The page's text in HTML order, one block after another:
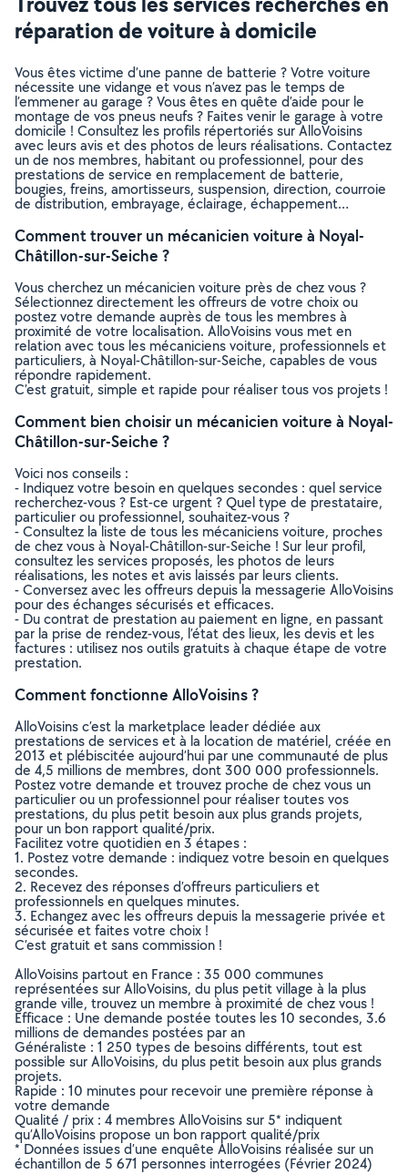
réparation de voiture à domicile
Vous êtes victime d’une panne de batterie ? Votre voiture
nécessite une vidange et vous n’avez pas le temps de
l’emmener au garage ? Vous êtes en quête d’aide pour le
montage de vos pneus neufs ? Faites venir le garage à votre
domicile ! Consultez les profils répertoriés sur AlloVoisins
avec leurs avis et des photos de leurs réalisations. Contactez
un de nos membres, habitant ou professionnel, pour des
prestations de service en remplacement de batterie,
bougies, freins, amortisseurs, suspension, direction, courroie
de distribution, embrayage, éclairage, échappement…
Comment trouver un mécanicien voiture à Noyal-
Châtillon-sur-Seiche ?
Vous cherchez un mécanicien voiture près de chez vous ?
Sélectionnez directement les offreurs de votre choix ou
postez votre demande auprès de tous les membres à
proximité de votre localisation. AlloVoisins vous met en
relation avec tous les mécaniciens voiture, professionnels et
particuliers, à Noyal-Châtillon-sur-Seiche, capables de vous
répondre rapidement.
C’est gratuit, simple et rapide pour réaliser tous vos projets !
Comment bien choisir un mécanicien voiture à Noyal-
Châtillon-sur-Seiche ?
Voici nos conseils :
- Indiquez votre besoin en quelques secondes : quel service
recherchez-vous ? Est-ce urgent ? Quel type de prestataire,
particulier ou professionnel, souhaitez-vous ?
- Consultez la liste de tous les mécaniciens voiture, proches
de chez vous à Noyal-Châtillon-sur-Seiche ! Sur leur profil,
consultez les services proposés, les photos de leurs
réalisations, les notes et avis laissés par leurs clients.
- Conversez avec les offreurs depuis la messagerie AlloVoisins
pour des échanges sécurisés et efficaces.
- Du contrat de prestation au paiement en ligne, en passant
par la prise de rendez-vous, l’état des lieux, les devis et les
factures : utilisez nos outils gratuits à chaque étape de votre
prestation.
Comment fonctionne AlloVoisins ?
AlloVoisins c’est la marketplace leader dédiée aux
prestations de services et à la location de matériel, créée en
2013 et plébiscitée aujourd’hui par une communauté de plus
de 4,5 millions de membres, dont 300 000 professionnels.
Postez votre demande et trouvez proche de chez vous un
particulier ou un professionnel pour réaliser toutes vos
prestations, du plus petit besoin aux plus grands projets,
pour un bon rapport qualité/prix.
Facilitez votre quotidien en 3 étapes :
1. Postez votre demande : indiquez votre besoin en quelques
secondes.
2. Recevez des réponses d’offreurs particuliers et
professionnels en quelques minutes.
3. Echangez avec les offreurs depuis la messagerie privée et
sécurisée et faites votre choix !
C’est gratuit et sans commission !
AlloVoisins partout en France : 35 000 communes
représentées sur AlloVoisins, du plus petit village à la plus
grande ville, trouvez un membre à proximité de chez vous !
Efficace : Une demande postée toutes les 10 secondes, 3.6
millions de demandes postées par an
Généraliste : 1 250 types de besoins différents, tout est
possible sur AlloVoisins, du plus petit besoin aux plus grands
projets.
Rapide : 10 minutes pour recevoir une première réponse à
votre demande
Qualité / prix : 4 membres AlloVoisins sur 5* indiquent
qu’AlloVoisins propose un bon rapport qualité/prix
* Données issues d’une enquête AlloVoisins réalisée sur un
échantillon de 5 671 personnes interrogées (Février 2024)